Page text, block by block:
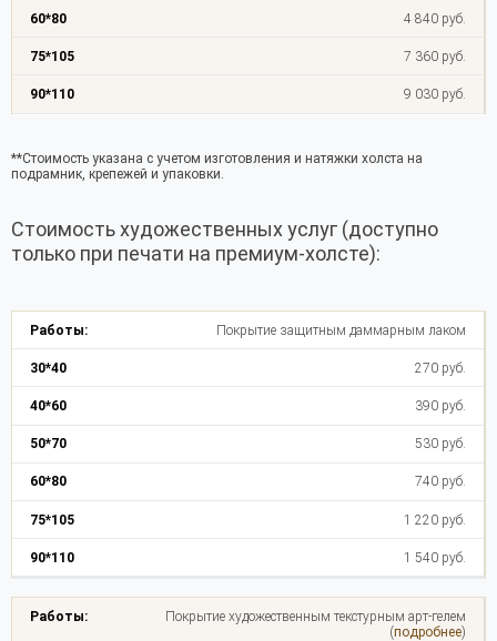
4 840 руб.
7 360 руб.
9 030 руб.
**Стоимость указана с учетом изготовления и натяжки холста на
подрамник, крепежей и упаковки.
Стоимость художественных услуг (доступно
только при печати на премиум-холсте):
Покрытие защитным даммарным лаком
270 руб.
390 руб.
530 руб.
740 руб.
1 220 руб.
1 540 руб.
Покрытие художественным текстурным арт-гелем
(подробнее)